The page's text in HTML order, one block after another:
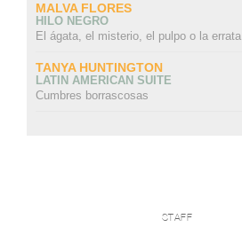
MALVA FLORES
HILO NEGRO
El ágata, el misterio, el pulpo o la errata
TANYA HUNTINGTON
LATIN AMERICAN SUITE
Cumbres borrascosas
STAFF